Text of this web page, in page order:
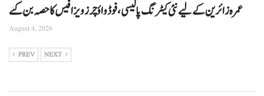
عمرہ زائرین کے لیے نئی کیٹرنگ پالیسی، فوڈ واؤچرز ویزا فیس کا حصہ بن گئے
August 4, 2026
PREV NEXT